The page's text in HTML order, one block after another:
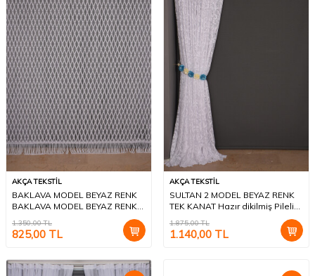
AKÇA TEKSTİL
BAKLAVA MODEL BEYAZ RENK
BAKLAVA MODEL BEYAZ RENK
1.350,00TL
825,00 TL
AKÇA TEKSTİL
SULTAN 2 MODEL BEYAZ RENK
TEK KANAT Hazır dikilmiş Pileli
1.875,00TL
1.140,00 TL